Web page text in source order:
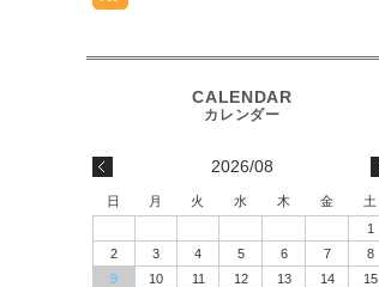
2026/08
日 月 火 水 木 金
土
1
2
3 4 5 6 7
8
9
10 11 12 13 14
15